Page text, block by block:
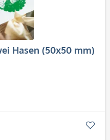
Hasen (50x50 mm)